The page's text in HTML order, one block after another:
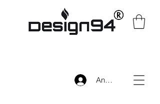
Anmelden